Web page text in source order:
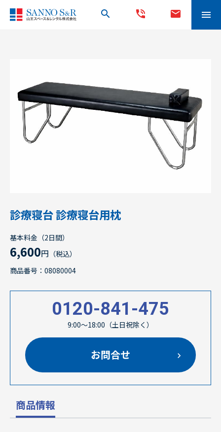
search phone_in_talk mail menu
診療寝台 診療寝台用枕
基本料金（2日間）
6,600円 （税込）
商品番号：08080004
0120-841-475
9:00～18:00（土日祝除く）
お問合せ
商品情報